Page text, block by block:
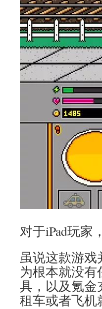
对于iPad玩家
虽说这款游戏
为根本就没
具，以及氪金
租车或者飞机